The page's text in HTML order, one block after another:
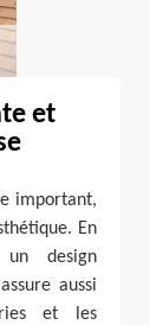
et
important,
En
design
aussi
et les